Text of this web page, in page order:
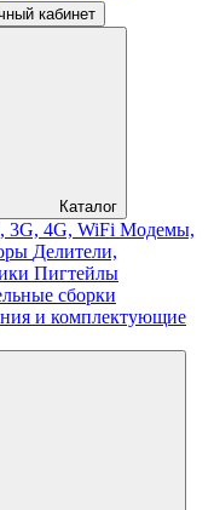
кабинет
Каталог
3G, 4G, WiFi Модемы,
Делители,
Пигтейлы
сборки
и комплектующие